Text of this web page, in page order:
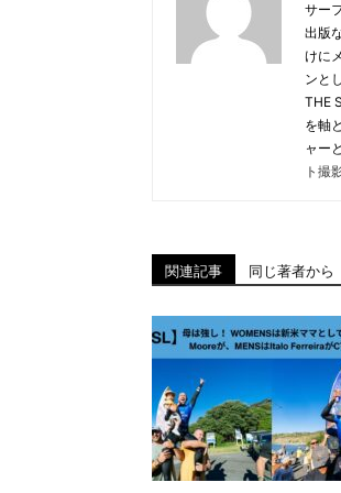
サー
出版
けに
ンと
THE
を軸
ャー
ト撮
関連記事 同じ著者から